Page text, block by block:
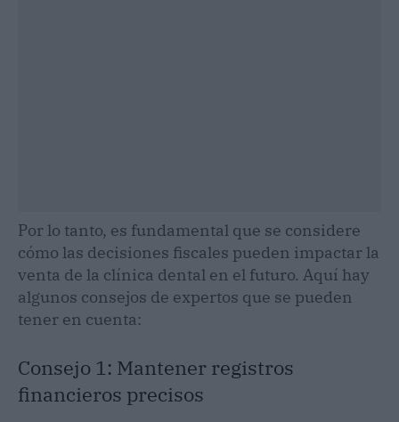
Por lo tanto, es fundamental que se considere
cómo las decisiones fiscales pueden impactar la
venta de la clínica dental en el futuro. Aquí hay
algunos consejos de expertos que se pueden
tener en cuenta:
Consejo 1: Mantener registros
financieros precisos